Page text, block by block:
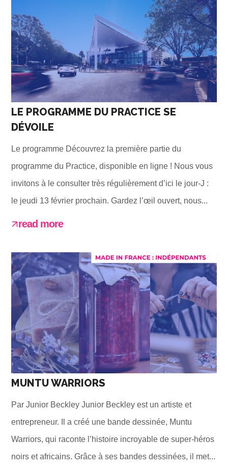
LE PROGRAMME DU PRACTICE SE
DÉVOILE
Le programme Découvrez la première partie du
programme du Practice, disponible en ligne ! Nous vous
invitons à le consulter très régulièrement d’ici le jour-J :
le jeudi 13 février prochain. Gardez l’œil ouvert, nous...
read more
MUNTU WARRIORS
Par Junior Beckley Junior Beckley est un artiste et
entrepreneur. Il a créé une bande dessinée, Muntu
Warriors, qui raconte l’histoire incroyable de super-héros
noirs et africains. Grâce à ses bandes dessinées, il met...